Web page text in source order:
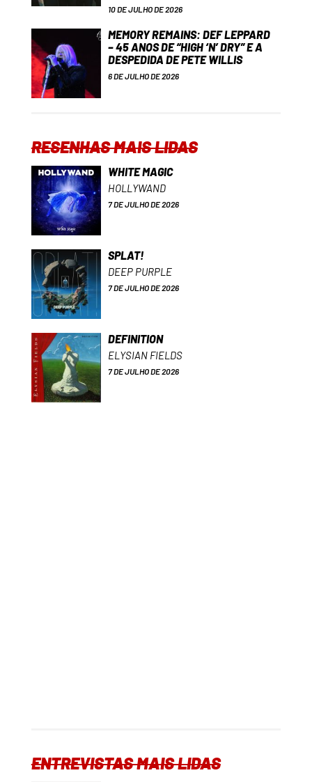
10 DE JULHO DE 2026
MEMORY REMAINS: DEF LEPPARD
– 45 ANOS DE “HIGH ‘N’ DRY” E A
DESPEDIDA DE PETE WILLIS
6 DE JULHO DE 2026
RESENHAS MAIS LIDAS
WHITE MAGIC
HOLLYWAND
7 DE JULHO DE 2026
SPLAT!
DEEP PURPLE
7 DE JULHO DE 2026
DEFINITION
ELYSIAN FIELDS
7 DE JULHO DE 2026
ENTREVISTAS MAIS LIDAS